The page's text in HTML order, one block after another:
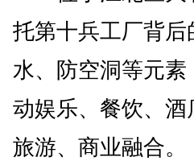
托第十兵工厂背
水、防空洞等元
动娱乐、餐饮、
旅游、商业融合。